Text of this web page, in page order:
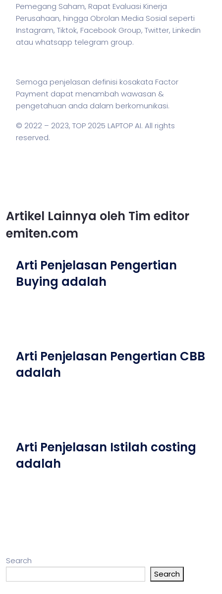
Pemegang Saham, Rapat Evaluasi Kinerja
Perusahaan, hingga Obrolan Media Sosial seperti
Instagram, Tiktok, Facebook Group, Twitter, Linkedin
atau whatsapp telegram group.
Semoga penjelasan definisi kosakata Factor
Payment dapat menambah wawasan &
pengetahuan anda dalam berkomunikasi.
© 2022 – 2023, TOP 2025 LAPTOP AI. All rights
reserved.
Artikel Lainnya oleh Tim editor
emiten.com
Arti Penjelasan Pengertian
Buying adalah
Arti Penjelasan Pengertian CBB
adalah
Arti Penjelasan Istilah costing
adalah
Search
Search